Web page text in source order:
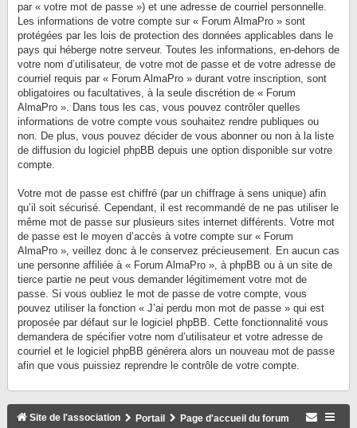
par « votre mot de passe ») et une adresse de courriel personnelle.
Les informations de votre compte sur « Forum AlmaPro » sont
protégées par les lois de protection des données applicables dans le
pays qui héberge notre serveur. Toutes les informations, en-dehors de
votre nom d’utilisateur, de votre mot de passe et de votre adresse de
courriel requis par « Forum AlmaPro » durant votre inscription, sont
obligatoires ou facultatives, à la seule discrétion de « Forum
AlmaPro ». Dans tous les cas, vous pouvez contrôler quelles
informations de votre compte vous souhaitez rendre publiques ou
non. De plus, vous pouvez décider de vous abonner ou non à la liste
de diffusion du logiciel phpBB depuis une option disponible sur votre
compte.
Votre mot de passe est chiffré (par un chiffrage à sens unique) afin
qu’il soit sécurisé. Cependant, il est recommandé de ne pas utiliser le
même mot de passe sur plusieurs sites internet différents. Votre mot
de passe est le moyen d’accès à votre compte sur « Forum
AlmaPro », veillez donc à le conservez précieusement. En aucun cas
une personne affiliée à « Forum AlmaPro », à phpBB ou à un site de
tierce partie ne peut vous demander légitimement votre mot de
passe. Si vous oubliez le mot de passe de votre compte, vous
pouvez utiliser la fonction « J’ai perdu mon mot de passe » qui est
proposée par défaut sur le logiciel phpBB. Cette fonctionnalité vous
demandera de spécifier votre nom d’utilisateur et votre adresse de
courriel et le logiciel phpBB générera alors un nouveau mot de passe
afin que vous puissiez reprendre le contrôle de votre compte.
Site de l'association Portail Page d'accueil du forum